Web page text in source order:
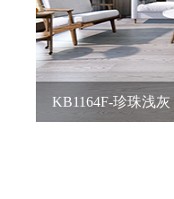
KB1164F-珍珠浅灰